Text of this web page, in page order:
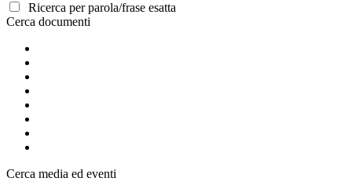
Ricerca per parola/frase esatta
Cerca documenti
Cerca media ed eventi